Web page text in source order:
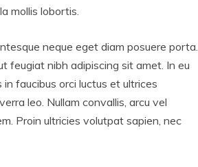
mollis lobortis.
neque eget diam posuere porta.
feugiat nibh adipiscing sit amet. In eu
faucibus orci luctus et ultrices
leo. Nullam convallis, arcu vel
Proin ultricies volutpat sapien, nec